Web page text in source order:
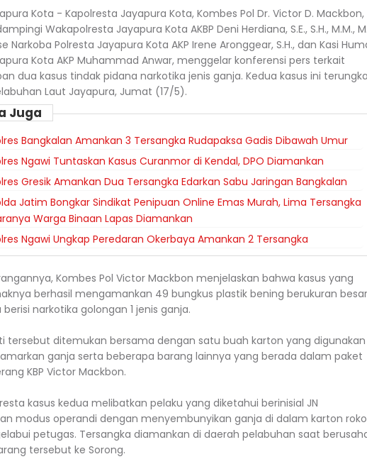
Kota - Kapolresta Jayapura Kota, Kombes Pol Dr. Victor D. Mackbon,
Wakapolresta Jayapura Kota AKBP Deni Herdiana, S.E., S.H., M.M.,
Narkoba Polresta Jayapura Kota AKP Irene Aronggear, S.H., dan Kasi
Kota AKP Muhammad Anwar, menggelar konferensi pers terkait
dua kasus tindak pidana narkotika jenis ganja. Kedua kasus ini
Laut Jayapura, Jumat (17/5).
Juga
Bangkalan Amankan 3 Tersangka Rudapaksa Gadis Dibawah Umur
Ngawi Tuntaskan Kasus Curanmor di Kendal, DPO Diamankan
Gresik Amankan Dua Tersangka Edarkan Sabu Jaringan Bangkalan
Jatim Bongkar Sindikat Penipuan Online Emas Murah, Lima Tersangka
Warga Binaan Lapas Diamankan
Ngawi Ungkap Peredaran Okerbaya Amankan 2 Tersangka
Kombes Pol Victor Mackbon menjelaskan bahwa kasus yang
berhasil mengamankan 49 bungkus plastik bening berukuran besar
narkotika golongan 1 jenis ganja.
tersebut ditemukan bersama dengan satu buah karton yang digunakan
ganja serta beberapa barang lainnya yang berada dalam paket
KBP Victor Mackbon.
kasus kedua melibatkan pelaku yang diketahui berinisial JN
modus operandi dengan menyembunyikan ganja di dalam karton
petugas. Tersangka diamankan di daerah pelabuhan saat
tersebut ke Sorong.